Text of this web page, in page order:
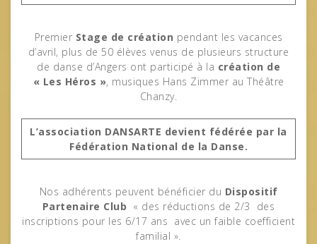
Premier Stage de création pendant les vacances
d’avril, plus de 50 élèves venus de plusieurs structure
de danse d’Angers ont participé à la création de
« Les Héros », musiques Hans Zimmer au Théâtre
Chanzy.
L’association DANSARTE devient fédérée par la
Fédération National de la Danse.
Nos adhérents peuvent bénéficier du Dispositif
Partenaire Club « des réductions de 2/3 des
inscriptions pour les 6/17 ans avec un faible coefficient
familial ».